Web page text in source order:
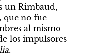
un Rimbaud,
que no fue
al mismo
los impulsores
.